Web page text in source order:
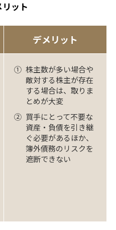
ット
デメリット
① 株主数が多い場合や
敵対する株主が存在
する場合は、取りま
とめが大変
② 買手にとって不要な
資産・負債を引き継
ぐ必要があるほか、
簿外債務のリスクを
遮断できない